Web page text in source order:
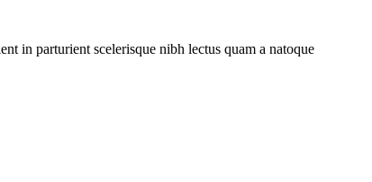
in parturient scelerisque nibh lectus quam a natoque